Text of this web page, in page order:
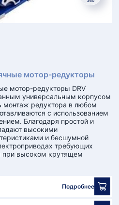
мотор-редукторы
мотор-редукторы DRV
универсальным корпусом
монтаж редуктора в любом
с использованием
Благодаря простой и
высокими
и бесшумной
требующих
при высоком крутящем
Подробнее